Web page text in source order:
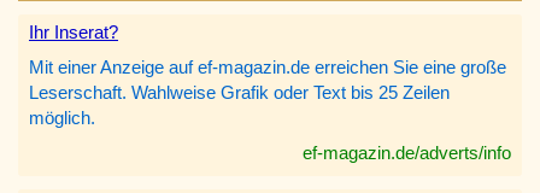
Ihr Inserat?
Mit einer Anzeige auf ef-magazin.de erreichen Sie eine große
Leserschaft. Wahlweise Grafik oder Text bis 25 Zeilen
möglich.
ef-magazin.de/adverts/info